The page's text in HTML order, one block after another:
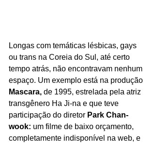
Longas com temáticas lésbicas, gays
ou trans na Coreia do Sul, até certo
tempo atrás, não encontravam nenhum
espaço. Um exemplo está na produção
Mascara, de 1995, estrelada pela atriz
transgênero Ha Ji-na e que teve
participação do diretor Park Chan-
wook: um filme de baixo orçamento,
completamente indisponível na web, e